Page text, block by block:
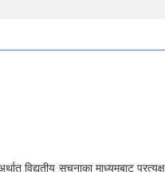
विद्युतीय सूचनाका माध्यमबाट